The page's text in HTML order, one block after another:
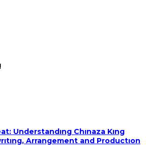
Understandıng Chınaza Kıng
Arrangement and Productıon